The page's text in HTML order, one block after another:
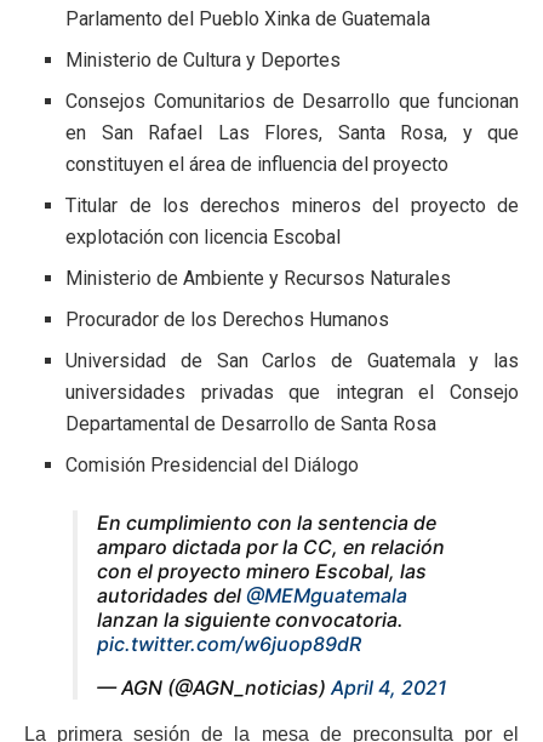
Parlamento del Pueblo Xinka de Guatemala
Ministerio de Cultura y Deportes
Consejos Comunitarios de Desarrollo que funcionan
en San Rafael Las Flores, Santa Rosa, y que
constituyen el área de influencia del proyecto
Titular de los derechos mineros del proyecto de
explotación con licencia Escobal
Ministerio de Ambiente y Recursos Naturales
Procurador de los Derechos Humanos
Universidad de San Carlos de Guatemala y las
universidades privadas que integran el Consejo
Departamental de Desarrollo de Santa Rosa
Comisión Presidencial del Diálogo
En cumplimiento con la sentencia de
amparo dictada por la CC, en relación
con el proyecto minero Escobal, las
autoridades del @MEMguatemala
lanzan la siguiente convocatoria.
pic.twitter.com/w6juop89dR
— AGN (@AGN_noticias) April 4, 2021
La primera sesión de la mesa de preconsulta por el